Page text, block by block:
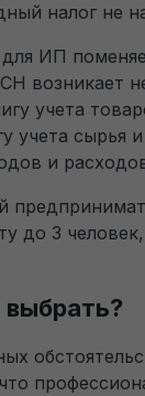
налог не
ИП
возникает
учета
учета сырья
и
до 3
выбрать?
на обратный
соглашение
данных
корректного
сайта и не
файлы cookie
о